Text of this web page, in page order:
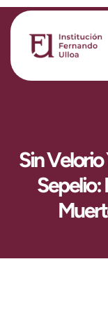
Sin Velorio
Sepelio: